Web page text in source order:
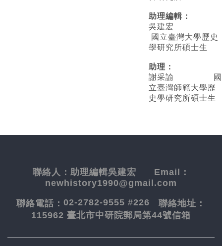
助理編輯：
吳建宏
國立臺灣大學歷史
學研究所碩士生
助理：
謝采諭
國
立臺灣師範大學歷
史學研究所碩士生
聯絡人： 助理編輯吳建宏 Email：
newhistory1990@gmail.com
聯絡電話： 02-2782-9555 #226 聯絡地址：
115962 臺北市中研院郵局第44號信箱